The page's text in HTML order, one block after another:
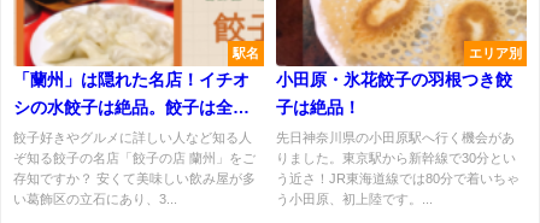
駅名
「蘭州」は隠れた名店！イチオ
シの水餃子は絶品。餃子は全部
最強。
餃子好きやグルメに詳しい人など知る人
ぞ知る餃子の名店「餃子の店 蘭州」をご
存知ですか？ 安くて美味しい飲み屋が多
い葛飾区の立石にあり、3...
エリア別
小田原・氷花餃子の羽根つき餃
子は絶品！
先日神奈川県の小田原駅へ行く機会があ
りました。東京駅から新幹線で30分とい
う近さ！JR東海道線では80分で着いちゃ
う小田原、初上陸です。...